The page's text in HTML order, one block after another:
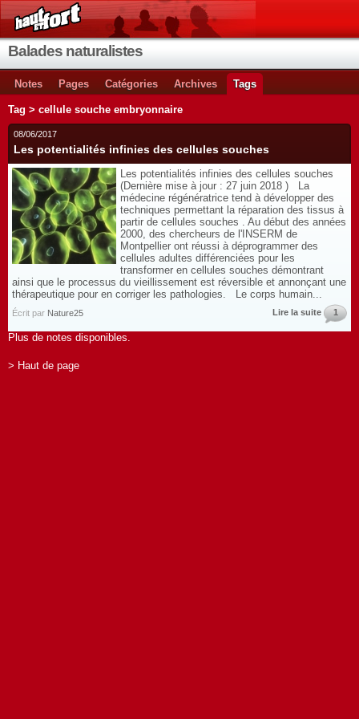
Balades naturalistes
Notes Pages Catégories Archives Tags
Tag > cellule souche embryonnaire
08/06/2017
Les potentialités infinies des cellules souches
Les potentialités infinies des cellules souches
(Dernière mise à jour : 27 juin 2018 ) La
médecine régénératrice tend à développer des
techniques permettant la réparation des tissus à
partir de cellules souches . Au début des années
2000, des chercheurs de l'INSERM de
Montpellier ont réussi à déprogrammer des
cellules adultes différenciées pour les
transformer en cellules souches démontrant
ainsi que le processus du vieillissement est réversible et annonçant une
thérapeutique pour en corriger les pathologies. Le corps humain...
Écrit par Nature25 Lire la suite 1
Plus de notes disponibles.
> Haut de page